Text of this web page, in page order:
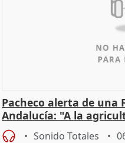
Pacheco alerta de una
Andalucía: "A la
Sonido Totales